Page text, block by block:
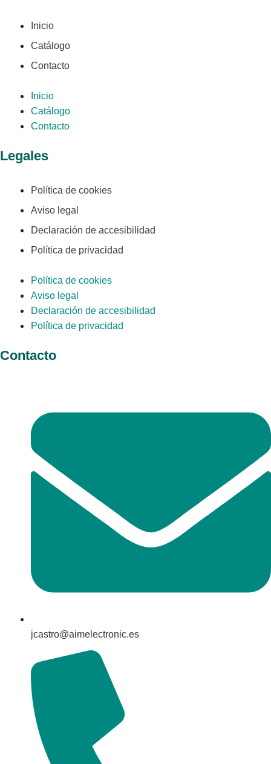
Inicio
Catálogo
Contacto
Inicio
Catálogo
Contacto
Legales
Política de cookies
Aviso legal
Declaración de accesibilidad
Política de privacidad
Política de cookies
Aviso legal
Declaración de accesibilidad
Política de privacidad
Contacto
jcastro@aimelectronic.es